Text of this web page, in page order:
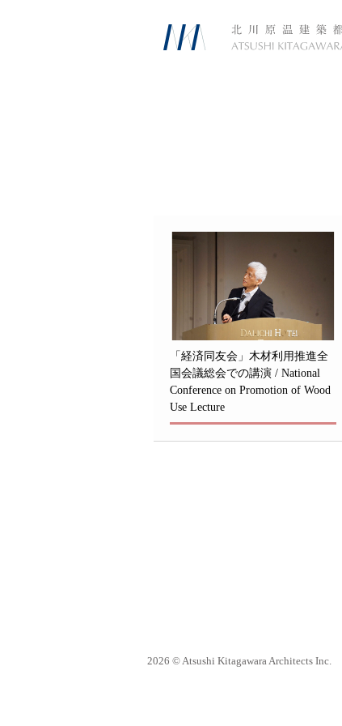
「経済同友会」木材利用推進全
国会議総会での講演 / National
Conference on Promotion of Wood
Use Lecture
2026 © Atsushi Kitagawara Architects Inc.